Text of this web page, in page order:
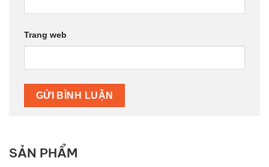
Trang web
SẢN PHẨM